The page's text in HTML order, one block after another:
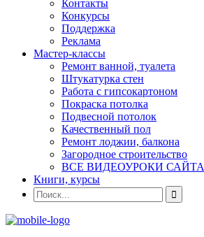
Контакты
Конкурсы
Поддержка
Реклама
Мастер-классы
Ремонт ванной, туалета
Штукатурка стен
Работа с гипсокартоном
Покраска потолка
Подвесной потолок
Качественный пол
Ремонт лоджии, балкона
Загородное строительство
ВСЕ ВИДЕОУРОКИ САЙТА
Книги, курсы